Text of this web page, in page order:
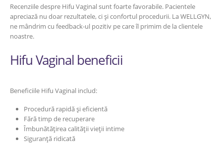
Recenziile despre Hifu Vaginal sunt foarte favorabile. Pacientele
apreciază nu doar rezultatele, ci și confortul procedurii. La WELLGYN,
ne mândrim cu feedback-ul pozitiv pe care îl primim de la clientele
noastre.
Hifu Vaginal beneficii
Beneficiile Hifu Vaginal includ:
Procedură rapidă și eficientă
Fără timp de recuperare
Îmbunătățirea calității vieții intime
Siguranță ridicată